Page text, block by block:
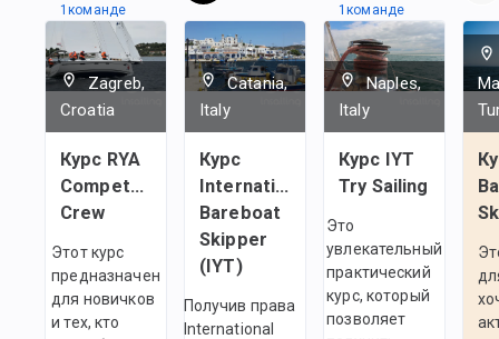
1командe
1командe
Zagreb,
Croatia
Курс RYA
Competent
Crew
Этот курс
предназначен
для новичков
и тех, кто
Catania,
Italy
Курс
International
Bareboat
Skipper
(IYT)
Получив права
International
Naples,
Italy
Курс IYT
Try Sailing
Это
увлекательный
практический
курс, который
позволяет